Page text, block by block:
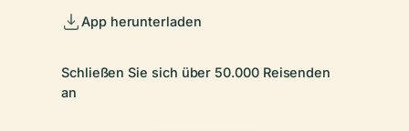
App herunterladen
Schließen Sie sich über 50.000 Reisenden
an